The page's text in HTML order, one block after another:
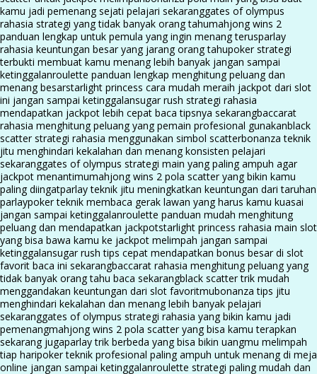
kamu jadi pemenang sejati pelajari sekaranggates of olympus
rahasia strategi yang tidak banyak orang tahumahjong wins 2
panduan lengkap untuk pemula yang ingin menang terusparlay
rahasia keuntungan besar yang jarang orang tahupoker strategi
terbukti membuat kamu menang lebih banyak jangan sampai
ketinggalanroulette panduan lengkap menghitung peluang dan
menang besarstarlight princess cara mudah meraih jackpot dari slot
ini jangan sampai ketinggalansugar rush strategi rahasia
mendapatkan jackpot lebih cepat baca tipsnya sekarangbaccarat
rahasia menghitung peluang yang pemain profesional gunakanblack
scatter strategi rahasia menggunakan simbol scatterbonanza teknik
jitu menghindari kekalahan dan menang konsisten pelajari
sekaranggates of olympus strategi main yang paling ampuh agar
jackpot menantimumahjong wins 2 pola scatter yang bikin kamu
paling diingatparlay teknik jitu meningkatkan keuntungan dari taruhan
parlaypoker teknik membaca gerak lawan yang harus kamu kuasai
jangan sampai ketinggalanroulette panduan mudah menghitung
peluang dan mendapatkan jackpotstarlight princess rahasia main slot
yang bisa bawa kamu ke jackpot melimpah jangan sampai
ketinggalansugar rush tips cepat mendapatkan bonus besar di slot
favorit baca ini sekarangbaccarat rahasia menghitung peluang yang
tidak banyak orang tahu baca sekarangblack scatter trik mudah
menggandakan keuntungan dari slot favoritmubonanza tips jitu
menghindari kekalahan dan menang lebih banyak pelajari
sekaranggates of olympus strategi rahasia yang bikin kamu jadi
pemenangmahjong wins 2 pola scatter yang bisa kamu terapkan
sekarang jugaparlay trik berbeda yang bisa bikin uangmu melimpah
tiap haripoker teknik profesional paling ampuh untuk menang di meja
online jangan sampai ketinggalanroulette strategi paling mudah dan